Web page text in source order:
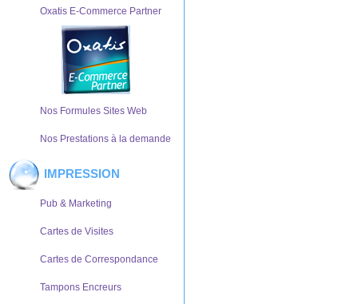
Oxatis E-Commerce Partner
Nos Formules Sites Web
Nos Prestations à la demande
IMPRESSION
Pub & Marketing
Cartes de Visites
Cartes de Correspondance
Tampons Encreurs